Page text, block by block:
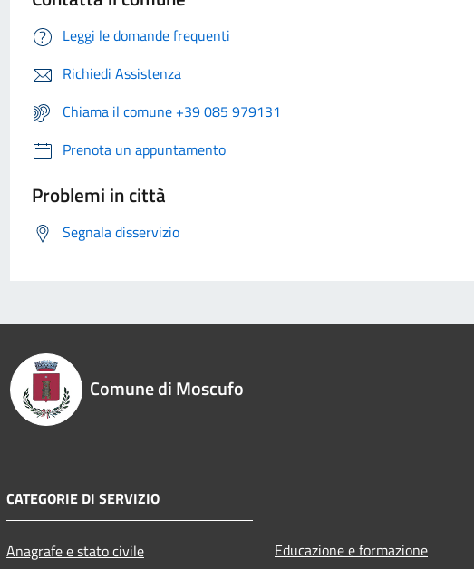
Leggi le domande frequenti
Richiedi Assistenza
Chiama il comune +39 085 979131
Prenota un appuntamento
Problemi in città
Segnala disservizio
Comune di Moscufo
CATEGORIE DI SERVIZIO
Anagrafe e stato civile
Educazione e formazione